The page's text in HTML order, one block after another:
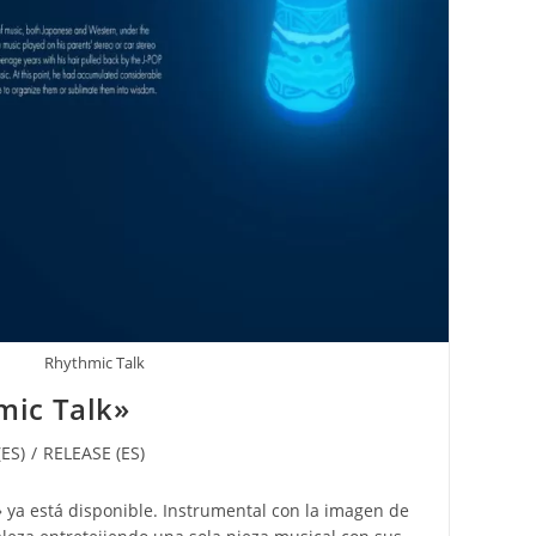
Rhythmic Talk
Talk»
/ RELEASE (ES)
ya está disponible. Instrumental con la imagen de